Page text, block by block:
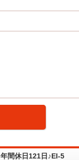
間休日121日♪EI-5